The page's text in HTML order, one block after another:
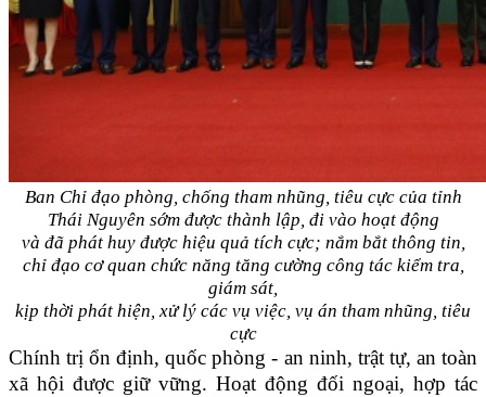
Ban Chỉ đạo phòng, chống tham nhũng, tiêu cực của tỉnh
Thái Nguyên sớm được thành lập, đi vào hoạt động
và đã phát huy được hiệu quả tích cực; nắm bắt thông tin,
chỉ đạo cơ quan chức năng tăng cường công tác kiểm tra,
giám sát,
kịp thời phát hiện, xử lý các vụ việc, vụ án tham nhũng, tiêu
cực
Chính trị ổn định, quốc phòng - an ninh, trật tự, an toàn
xã hội được giữ vững. Hoạt động đối ngoại, hợp tác